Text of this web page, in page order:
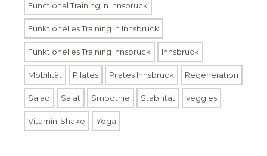
Functional Training in Innsbruck
Funktionelles Training in Innsbruck
Funktionelles Training Innsbruck Innsbruck
Mobilität Pilates Pilates Innsbruck Regeneration
Salad Salat Smoothie Stabilität veggies
Vitamin-Shake Yoga